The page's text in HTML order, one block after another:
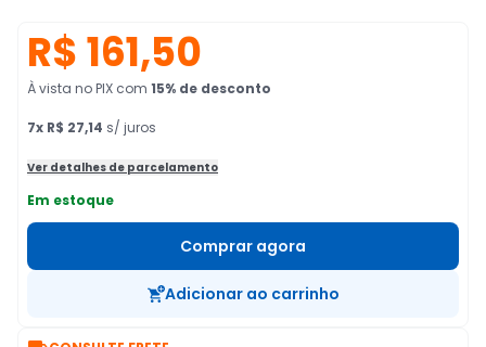
R$ 161,50
À vista no PIX com 15% de desconto
7x R$ 27,14 s/ juros
Ver detalhes de parcelamento
Em estoque
Comprar agora
Adicionar ao carrinho